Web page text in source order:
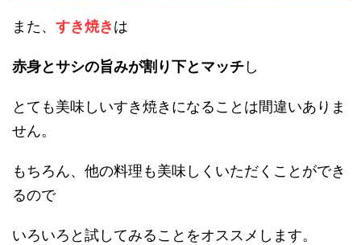
また、 すき焼きは
赤身とサシの旨みが割り下とマッチし
とても美味しいすき焼きになることは間違いありま
せん。
もちろん、他の料理も美味しくいただくことができ
るので
いろいろと試してみることをオススメします。